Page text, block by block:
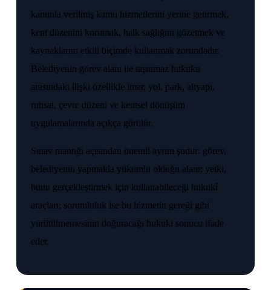
kanunla verilmiş kamu hizmetlerini yerine getirmek,
kent düzenini korumak, halk sağlığını gözetmek ve
kaynaklarını etkili biçimde kullanmak zorundadır.
Belediyenin görev alanı ile taşınmaz hukuku
arasındaki ilişki özellikle imar, yol, park, altyapı,
ruhsat, çevre düzeni ve kentsel dönüşüm
uygulamalarında açıkça görülür.
Sınav mantığı açısından önemli ayrım şudur: görev,
belediyenin yapmakla yükümlü olduğu alanı; yetki,
bunu gerçekleştirmek için kullanabileceği hukukî
araçları; sorumluluk ise bu hizmetin gereği gibi
yürütülmemesinin doğuracağı hukuki sonucu ifade
eder.